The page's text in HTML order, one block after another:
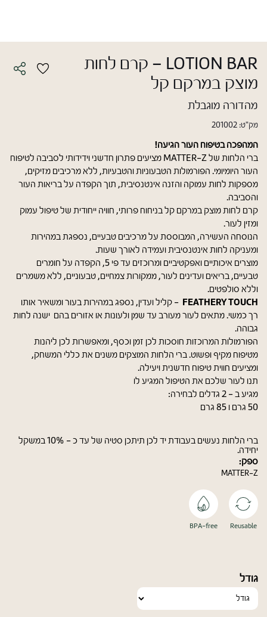
​​​​​​​LOTION BAR – קרם לחות
מוצק במרקם קל
מהדורה מוגבלת
המהפכה בטיפוח העור הגיעה!
ברי הלחות של MATTER-Z מציעים פתרון חדשני וידידותי לסביבה לטיפוח
העור היומיומי. הפורמולות הטבעוניות והטבעיות, ללא מרכיבים מזיקים,
מספקות לחות עמוקה והזנה אינטנסיבית, תוך הקפדה על בריאות העור
והסביבה.
קרם לחות מוצק במרקם קל בניחוח פרותי, חוויה ייחודית של טיפול עמוק
ומזין לעור.
הנוסחה העשירה, המבוססת על מרכיבים טבעיים, נספגת במהירות
ומעניקה לחות אינטנסיבית ועמידה לאורך שעות.
מוצרים איכותיים ואפקטיביים ומרוכזים עד פי 5, הקפדה על חומרים
טבעיים, בריאים ועדינים לעור, ממקורות צמחיים, טבעוניים, ללא משמרים
וללא סולפטים.
FEATHERY TOUCH - קליל ועדין, נספג במהירות בעור ומשאיר אותו
רך כמשי. מתאים לעור מעורב עד שמן ולעונות או אזורים בהם ישנה לחות
גבוהה.
הפורמולות המרוכזות חוסכות לכן זמן וכסף, ומאפשרות לכן ליהנות
מטיפוח מקיף ופשוט. ברי הלחות המוצקים משנים את כללי המשחק,
ומציעים חווית טיפוח חדשנית ויעילה.
תנו לעור שלכם את הטיפול המגיע לו
מגיע ב - 2 גדלים לבחירה:
50 גרם ו 85 גרם
ספק:
MATTER-Z
מק"ט: 201002
Reusable
BPA-free
גודל
ברי הלחות נעשים בעבודת יד לכן תיתכן סטיה של עד כ - 10% במשקל
יחידה.